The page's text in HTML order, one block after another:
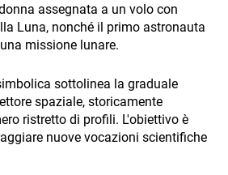
assegnata a un volo con
Luna, nonché il primo astronauta
missione lunare.
sottolinea la graduale
spaziale, storicamente
ristretto di profili. L'obiettivo è
nuove vocazioni scientifiche